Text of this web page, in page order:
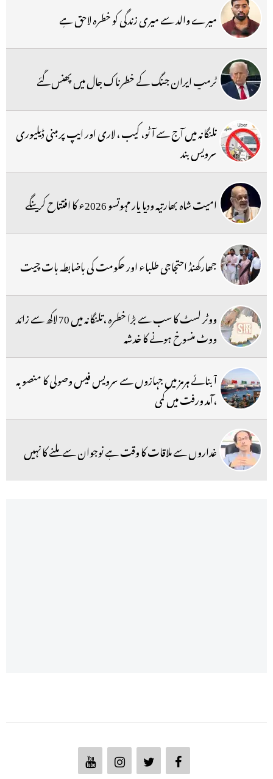
میرے والد سے میری زندگی کو خطرہ لاحق ہے
ٹرمپ ایران جنگ کے خطرناک جال میں پھنس گئے
تلنگانہ میں آج سے آٹو، کیب ، لاری اور ایپ پر مبنی ڈیلیوری
سرویس بند
امیت شاہ بھارتیہ ودیا پار مہوتسو 2026ء کا افتتاح کرینگے
جھارکھنڈ احتجاجی طلباء اور حکومت کی باضابطہ بات چیت
ووٹر لسٹ کا سب سے بڑا خطرہ ،تلنگانہ میں 70 لاکھ سے زائد
ووٹ منسوخ ہونے کا خدشہ
آبنائے ہرمز میں جہازوں سے سرویس فیس وصولی کا منصوبہ
،آمد ورفت میں کمی
غداروں سے ملاقات کا وقت ہے نوجوان سے ملنے کا نہیں